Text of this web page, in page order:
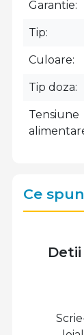
Garantie
Tip
Culoare
Tip doza
Tensiune
Ce